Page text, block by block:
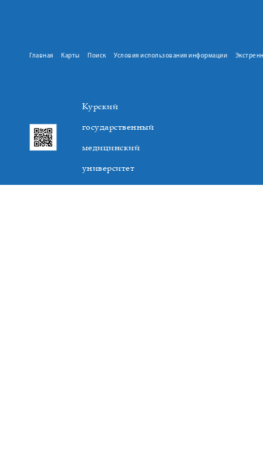
Главная Карты Поиск Условия использования информации
Курский
государственный
медицинский
университет